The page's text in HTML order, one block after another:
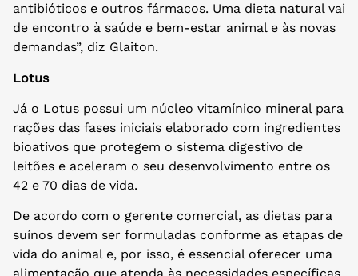
antibióticos e outros fármacos. Uma dieta natural vai
de encontro à saúde e bem-estar animal e às novas
demandas”, diz Glaiton.
Lotus
Já o Lotus possui um núcleo vitamínico mineral para
rações das fases iniciais elaborado com ingredientes
bioativos que protegem o sistema digestivo de
leitões e aceleram o seu desenvolvimento entre os
42 e 70 dias de vida.
De acordo com o gerente comercial, as dietas para
suínos devem ser formuladas conforme as etapas de
vida do animal e, por isso, é essencial oferecer uma